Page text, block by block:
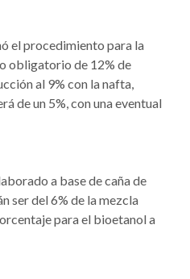
el procedimiento para la
obligatorio de 12% de
al 9% con la nafta,
de un 5%, con una eventual
a base de caña de
ser del 6% de la mezcla
para el bioetanol a